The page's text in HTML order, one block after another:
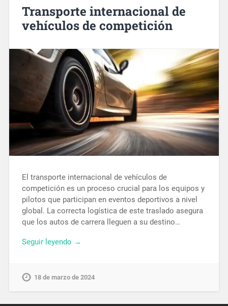
Transporte internacional de
vehículos de competición
El transporte internacional de vehículos de
competición es un proceso crucial para los equipos y
pilotos que participan en eventos deportivos a nivel
global. La correcta logística de este traslado asegura
que los autos de carrera lleguen a su destino…
Seguir leyendo →
18 de marzo de 2024